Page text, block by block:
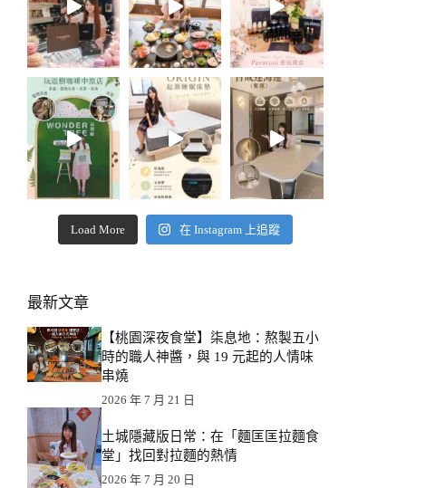
Load More 在 Instagram 上追蹤
最新文章
【桃園深夜食堂】柒息地：熬製五小
時的職人神醬，與 19 元起的人情味
串燒
2026 年 7 月 21 日
土城隱藏版日常：在「麵匡匡拉麵食
堂」找回對拉麵的熱情
2026 年 7 月 20 日